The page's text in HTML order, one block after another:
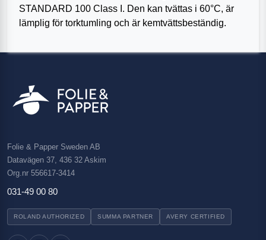
STANDARD 100 Class I. Den kan tvättas i 60°C, är
lämplig för torktumling och är kemtvättsbeständig.
Folie & Papper Sweden AB
Datavägen 37, 436 32 Askim
Org.nr 556617-3414
031-49 00 80
ROLAND AUTHORIZED SUMMA PARTNER AVERY CERTIFIED